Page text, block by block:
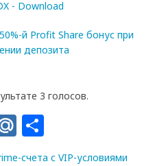
3 голосов.
Mail.Ru